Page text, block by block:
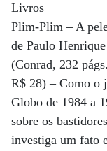
Livros
Plim-Plim – A
de Paulo
(Conrad, 232
R$ 28) – Como o
Globo de 1984 a
sobre os
investiga um fato